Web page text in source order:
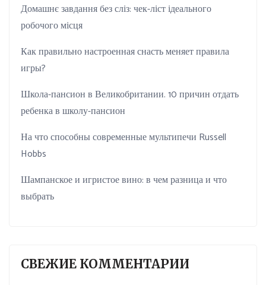
Домашнє завдання без сліз: чек-ліст ідеального
робочого місця
Как правильно настроенная снасть меняет правила
игры?
Школа-пансион в Великобритании. 10 причин отдать
ребенка в школу-пансион
На что способны современные мультипечи Russell
Hobbs
Шампанское и игристое вино: в чем разница и что
выбрать
СВЕЖИЕ КОММЕНТАРИИ